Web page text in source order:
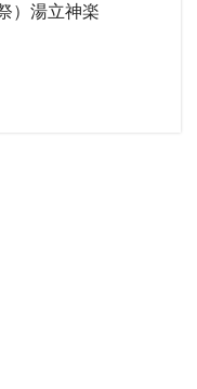
）湯立神楽